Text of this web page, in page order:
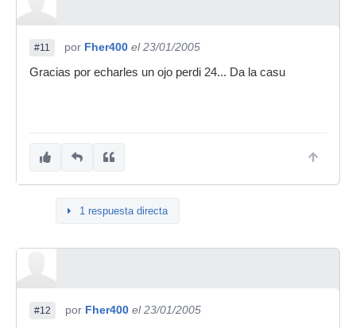
#11 por Fher400 el 23/01/2005
Gracias por echarles un ojo perdi 24... Da la casu
1 respuesta directa
#12 por Fher400 el 23/01/2005